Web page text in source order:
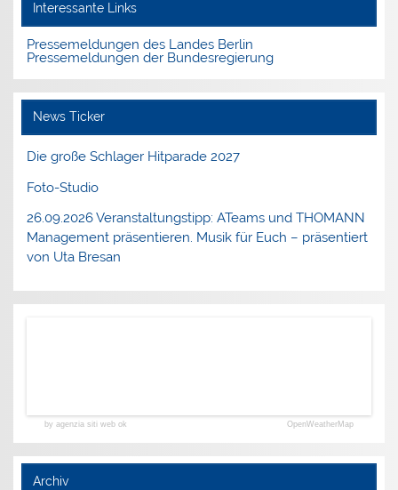
Interessante Links
Pressemeldungen des Landes Berlin
Pressemeldungen der Bundesregierung
News Ticker
Die große Schlager Hitparade 2027
Foto-Studio
26.09.2026 Veranstaltungstipp: ATeams und THOMANN
Management präsentieren. Musik für Euch – präsentiert
von Uta Bresan
by agenzia siti web ok OpenWeatherMap
Archiv